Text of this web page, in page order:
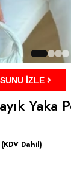
İZLE
Yaka
(KDV Dahil)